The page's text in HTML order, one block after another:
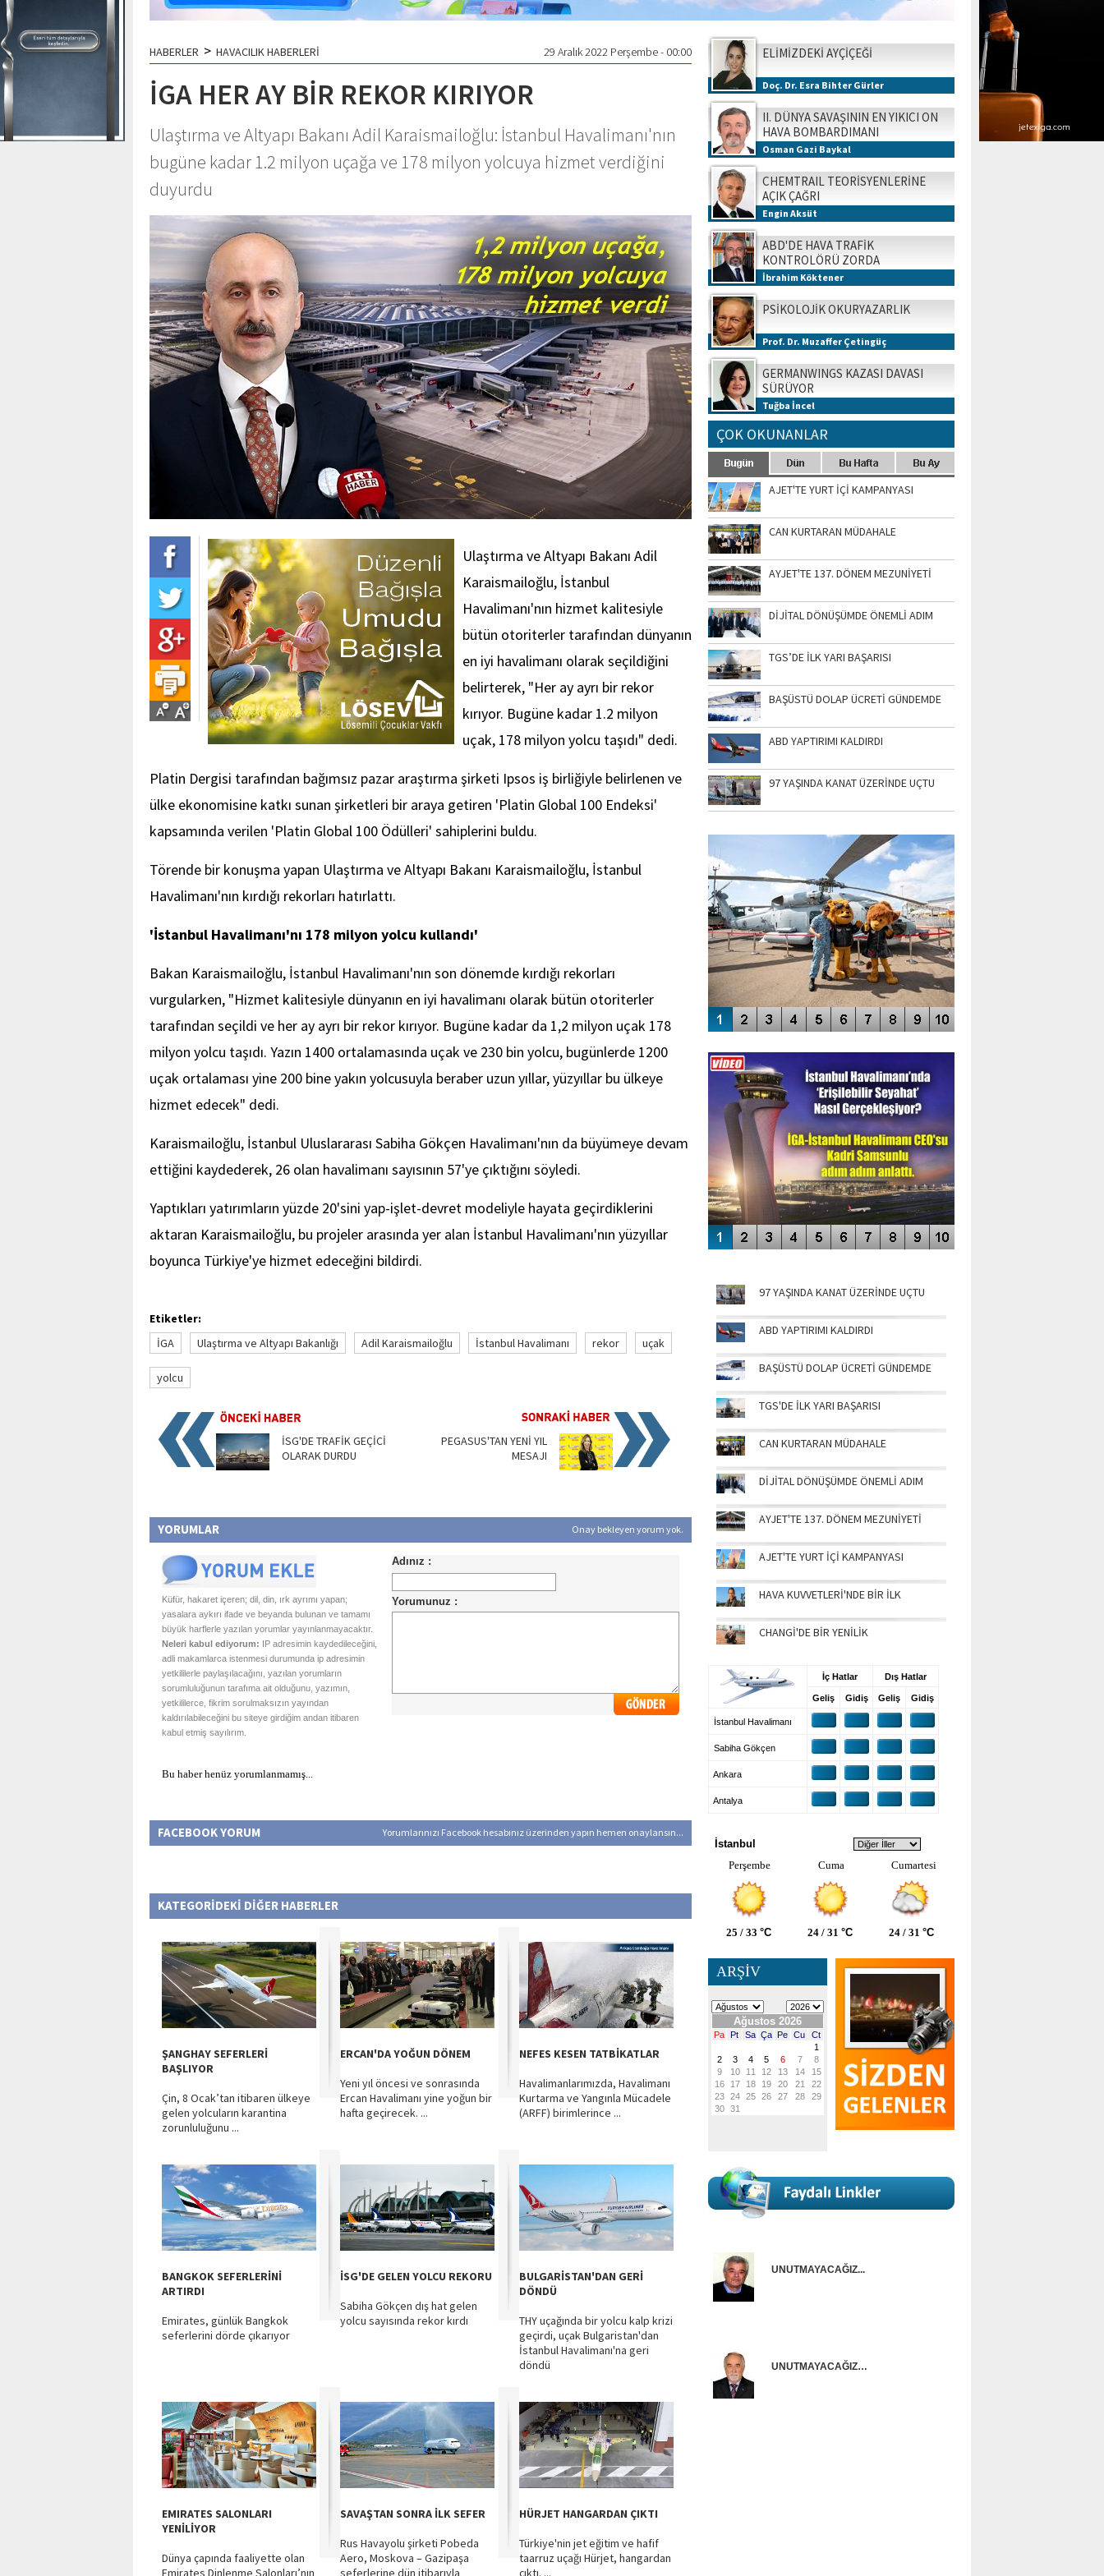
HABERLER > HAVACILIK HABERLERİ 29 Aralık 2022 Perşembe - 00:00
İGA HER AY BİR REKOR KIRIYOR
Ulaştırma ve Altyapı Bakanı Adil Karaismailoğlu: İstanbul Havalimanı'nın
bugüne kadar 1.2 milyon uçağa ve 178 milyon yolcuya hizmet verdiğini
duyurdu
Ulaştırma ve Altyapı Bakanı Adil
Karaismailoğlu, İstanbul
Havalimanı'nın hizmet kalitesiyle
bütün otoriterler tarafından dünyanın
en iyi havalimanı olarak seçildiğini
belirterek, "Her ay ayrı bir rekor
kırıyor. Bugüne kadar 1.2 milyon
uçak, 178 milyon yolcu taşıdı" dedi.
Platin Dergisi tarafından bağımsız pazar araştırma şirketi Ipsos iş birliğiyle belirlenen ve
ülke ekonomisine katkı sunan şirketleri bir araya getiren 'Platin Global 100 Endeksi'
kapsamında verilen 'Platin Global 100 Ödülleri' sahiplerini buldu.
Törende bir konuşma yapan Ulaştırma ve Altyapı Bakanı Karaismailoğlu, İstanbul
Havalimanı'nın kırdığı rekorları hatırlattı.
'İstanbul Havalimanı'nı 178 milyon yolcu kullandı'
Bakan Karaismailoğlu, İstanbul Havalimanı'nın son dönemde kırdığı rekorları
vurgularken, "Hizmet kalitesiyle dünyanın en iyi havalimanı olarak bütün otoriterler
tarafından seçildi ve her ay ayrı bir rekor kırıyor. Bugüne kadar da 1,2 milyon uçak 178
milyon yolcu taşıdı. Yazın 1400 ortalamasında uçak ve 230 bin yolcu, bugünlerde 1200
uçak ortalaması yine 200 bine yakın yolcusuyla beraber uzun yıllar, yüzyıllar bu ülkeye
hizmet edecek" dedi.
Karaismailoğlu, İstanbul Uluslararası Sabiha Gökçen Havalimanı'nın da büyümeye devam
ettiğini kaydederek, 26 olan havalimanı sayısının 57'ye çıktığını söyledi.
Yaptıkları yatırımların yüzde 20'sini yap-işlet-devret modeliyle hayata geçirdiklerini
aktaran Karaismailoğlu, bu projeler arasında yer alan İstanbul Havalimanı'nın yüzyıllar
boyunca Türkiye'ye hizmet edeceğini bildirdi.
Etiketler:
İGA
Ulaştırma ve Altyapı Bakanlığı Adil Karaismailoğlu İstanbul Havalimanı rekor uçak
yolcu
İSG'DE TRAFİK GEÇİCİ
OLARAK DURDU
PEGASUS'TAN YENİ YIL
MESAJI
YORUMLAR Onay bekleyen yorum yok.
Küfür, hakaret içeren; dil, din, ırk ayrımı yapan;
yasalara aykırı ifade ve beyanda bulunan ve tamamı
büyük harflerle yazılan yorumlar yayınlanmayacaktır.
Neleri kabul ediyorum: IP adresimin kaydedileceğini,
adli makamlarca istenmesi durumunda ip adresimin
yetkililerle paylaşılacağını, yazılan yorumların
sorumluluğunun tarafıma ait olduğunu, yazımın,
yetkililerce, fikrim sorulmaksızın yayından
kaldırılabileceğini bu siteye girdiğim andan itibaren
kabul etmiş sayılırım.
Bu haber henüz yorumlanmamış...
FACEBOOK YORUM Yorumlarınızı Facebook hesabınız üzerinden yapın hemen onaylansın...
KATEGORİDEKİ DİĞER HABERLER
ŞANGHAY SEFERLERİ
BAŞLIYOR
Çin, 8 Ocak’tan itibaren ülkeye
gelen yolcuların karantina
zorunluluğunu ...
ERCAN'DA YOĞUN DÖNEM
Yeni yıl öncesi ve sonrasında
Ercan Havalimanı yine yoğun bir
hafta geçirecek. ...
NEFES KESEN TATBİKATLAR
Havalimanlarımızda, Havalimanı
Kurtarma ve Yangınla Mücadele
(ARFF) birimlerince ...
BANGKOK SEFERLERİNİ
ARTIRDI
Emirates, günlük Bangkok
seferlerini dörde çıkarıyor
İSG'DE GELEN YOLCU REKORU
Sabiha Gökçen dış hat gelen
yolcu sayısında rekor kırdı
BULGARİSTAN'DAN GERİ
DÖNDÜ
THY uçağında bir yolcu kalp krizi
geçirdi, uçak Bulgaristan'dan
İstanbul Havalimanı'na geri
döndü
EMIRATES SALONLARI
YENİLİYOR
Dünya çapında faaliyette olan
Emirates Dinlenme Salonları’nın
SAVAŞTAN SONRA İLK SEFER
Rus Havayolu şirketi Pobeda
Aero, Moskova – Gazipaşa
seferlerine dün itibarıyla
HÜRJET HANGARDAN ÇIKTI
Türkiye'nin jet eğitim ve hafif
taarruz uçağı Hürjet, hangardan
çıktı. ...
ELİMİZDEKİ AYÇİÇEĞİ
Doç. Dr. Esra Bihter Gürler
II. DÜNYA SAVAŞININ EN YIKICI ON
HAVA BOMBARDIMANI
Osman Gazi Baykal
CHEMTRAIL TEORİSYENLERİNE
AÇIK ÇAĞRI
Engin Aksüt
ABD'DE HAVA TRAFİK
KONTROLÖRÜ ZORDA
İbrahim Köktener
PSİKOLOJİK OKURYAZARLIK
Prof. Dr. Muzaffer Çetingüç
GERMANWINGS KAZASI DAVASI
SÜRÜYOR
Tuğba İncel
ÇOK OKUNANLAR
AJET'TE YURT İÇİ KAMPANYASI
CAN KURTARAN MÜDAHALE
AYJET'TE 137. DÖNEM MEZUNİYETİ
DİJİTAL DÖNÜŞÜMDE ÖNEMLİ ADIM
TGS’DE İLK YARI BAŞARISI
BAŞÜSTÜ DOLAP ÜCRETİ GÜNDEMDE
ABD YAPTIRIMI KALDIRDI
97 YAŞINDA KANAT ÜZERİNDE UÇTU
SİNGAPUR AIRSHOW-2020
ENGELLERİN AŞILDIĞI HAVALİMANI
97 YAŞINDA KANAT ÜZERİNDE UÇTU
ABD YAPTIRIMI KALDIRDI
BAŞÜSTÜ DOLAP ÜCRETİ GÜNDEMDE
TGS'DE İLK YARI BAŞARISI
CAN KURTARAN MÜDAHALE
DİJİTAL DÖNÜŞÜMDE ÖNEMLİ ADIM
AYJET'TE 137. DÖNEM MEZUNİYETİ
AJET'TE YURT İÇİ KAMPANYASI
HAVA KUVVETLERİ'NDE BİR İLK
CHANGİ'DE BİR YENİLİK
İç Hatlar Dış Hatlar
Geliş Gidiş Geliş Gidiş
İstanbul Havalimanı
Sabiha Gökçen
Ankara
Antalya
İstanbul
Perşembe
Cuma Cumartesi
25 / 33 °C 24 / 31 °C 24 / 31 °C
ARŞİV
UNUTMAYACAĞIZ...
UNUTMAYACAĞIZ…